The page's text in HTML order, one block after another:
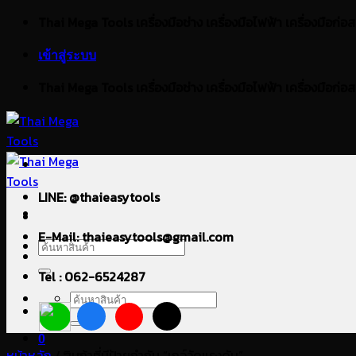
เข้าสู่ระบบ
ค้นหา:
ค้นหา:
0
LINE: @thaieasytools
E-Mail: thaieasytools@gmail.com
Tel : 062-6524287